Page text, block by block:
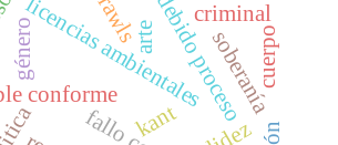
conforme debido proceso
licencias ambientales
género soberanía
arte
kant
rawls
cuerpo
criminal